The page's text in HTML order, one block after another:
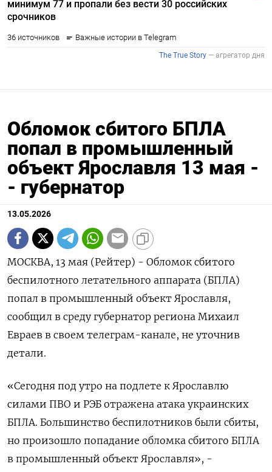
Обломок сбитого БПЛА
попал в промышленный
объект Ярославля 13 мая -
- губернатор
13.05.2026
МОСКВА, 13 мая (Рейтер) - Обломок сбитого
‌беспилотного летательного аппарата (БПЛА)
попал в ​промышленный объект Ярославля, ​
сообщил ​в ⁠среду ‌губернатор региона ‌Михаил
Евраев в своем ​телеграм-канале, не ‌уточнив
детали.
«Сегодня ​под утро ‌на подлете к Ярославлю ​
силами ​ПВО ‌и РЭБ отражена атака ​украинских
БПЛА. Большинство беспилотников были сбиты,
но произошло попадание ​обломка ⁠сбитого БПЛА
в промышленный ‌объект Ярославля», -